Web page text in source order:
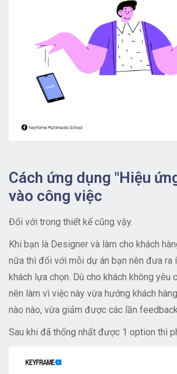
Cách ứng dụng "Hiệu
vào công việc
Đối với trong thiết kế cũng vậy.
Khi bạn là Designer và làm cho khách
nữa thì đối với mỗi dự án bạn nên đưa ra
khách lựa chọn. Dù cho khách không yêu
nên làm vì việc này vừa hướng khách
nào nào, vừa giảm được các lần
Sau khi đã thống nhất được 1 option thì